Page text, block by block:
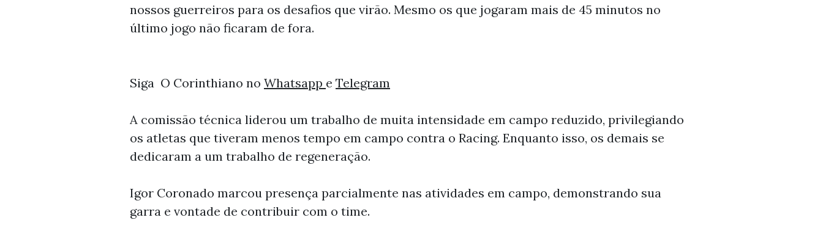
nossos guerreiros para os desafios que virão. Mesmo os que jogaram mais de 45 minutos no
último jogo não ficaram de fora.
Siga O Corinthiano no Whatsapp e Telegram
A comissão técnica liderou um trabalho de muita intensidade em campo reduzido, privilegiando
os atletas que tiveram menos tempo em campo contra o Racing. Enquanto isso, os demais se
dedicaram a um trabalho de regeneração.
Igor Coronado marcou presença parcialmente nas atividades em campo, demonstrando sua
garra e vontade de contribuir com o time.